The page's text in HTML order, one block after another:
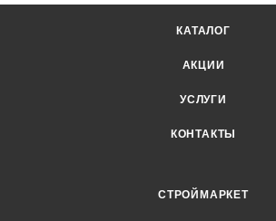
КАТАЛОГ
АКЦИИ
УСЛУГИ
КОНТАКТЫ
СТРОЙМАРКЕТ